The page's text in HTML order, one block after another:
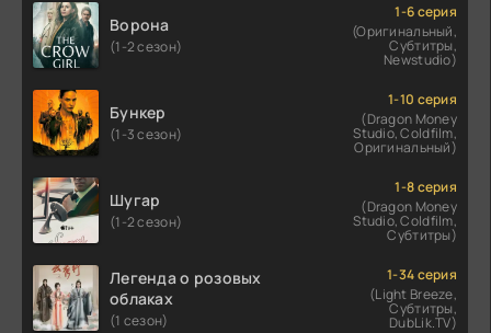
Ворона
(1-2 сезон)
1-6 серия
(Оригинальный,
Субтитры,
Newstudio)
Бункер
(1-3 сезон)
1-10 серия
(Dragon Money
Studio, Coldfilm,
Оригинальный)
Шугар
(1-2 сезон)
1-8 серия
(Dragon Money
Studio, Coldfilm,
Субтитры)
Легенда о розовых
облаках
(1 сезон)
1-34 серия
(Light Breeze,
Субтитры,
DubLik.TV)